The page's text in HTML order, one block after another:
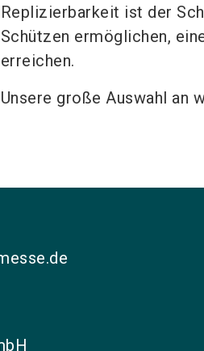
Replizierbarkeit ist der
Schützen ermöglichen,
erreichen.
Unsere große Auswahl an